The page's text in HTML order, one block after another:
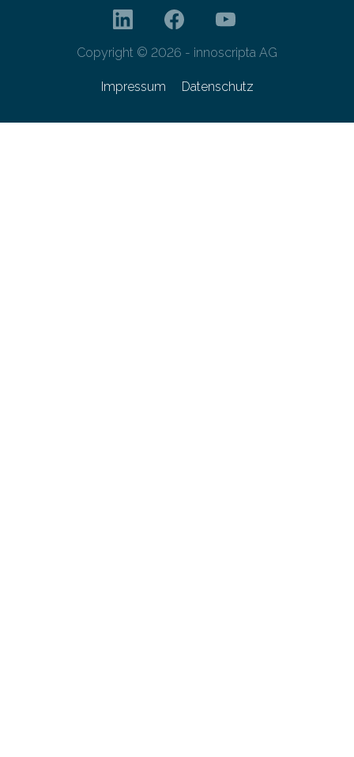
Copyright © 2026 - innoscripta AG
Impressum Datenschutz